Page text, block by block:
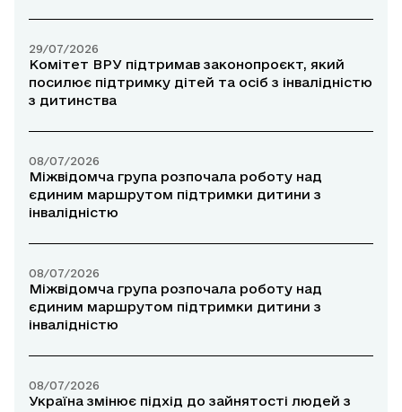
29/07/2026
Комітет ВРУ підтримав законопроєкт, який
посилює підтримку дітей та осіб з інвалідністю
з дитинства
08/07/2026
Міжвідомча група розпочала роботу над
єдиним маршрутом підтримки дитини з
інвалідністю
08/07/2026
Міжвідомча група розпочала роботу над
єдиним маршрутом підтримки дитини з
інвалідністю
08/07/2026
Україна змінює підхід до зайнятості людей з